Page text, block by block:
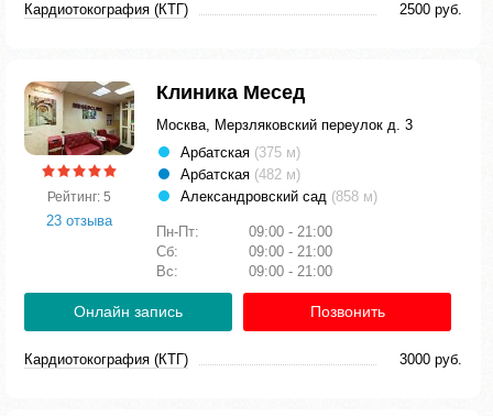
Кардиотокография (КТГ) 2500 руб.
Рейтинг: 5
23 отзыва
Клиника Месед
Москва, Мерзляковский переулок д. 3
Арбатская (375 м)
Арбатская (482 м)
Александровский сад (858 м)
Пн-Пт:
09:00 - 21:00
Сб:
09:00 - 21:00
Вс:
09:00 - 21:00
Онлайн запись Позвонить
Кардиотокография (КТГ) 3000 руб.